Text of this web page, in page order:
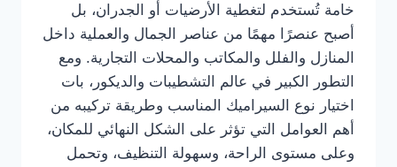
خامة تُستخدم لتغطية الأرضيات أو الجدران، بل
أصبح عنصرًا مهمًا من عناصر الجمال والعملية داخل
المنازل والفلل والمكاتب والمحلات التجارية. ومع
التطور الكبير في عالم التشطيبات والديكور، بات
اختيار نوع السيراميك المناسب وطريقة تركيبه من
أهم العوامل التي تؤثر على الشكل النهائي للمكان،
وعلى مستوى الراحة، وسهولة التنظيف، وتحمل